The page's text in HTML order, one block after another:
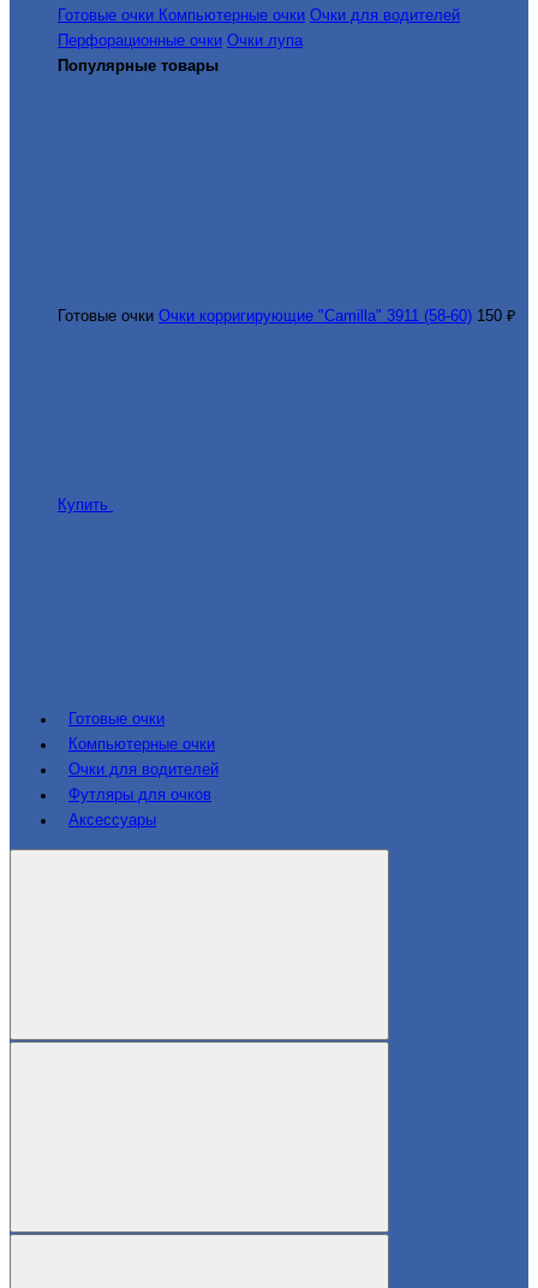
Готовые очки Компьютерные очки Очки для водителей
Перфорационные очки Очки лупа
Популярные товары
Готовые очки Очки корригирующие "Camilla" 3911 (58-60) 150 ₽
Купить
Готовые очки
Компьютерные очки
Очки для водителей
Футляры для очков
Аксессуары